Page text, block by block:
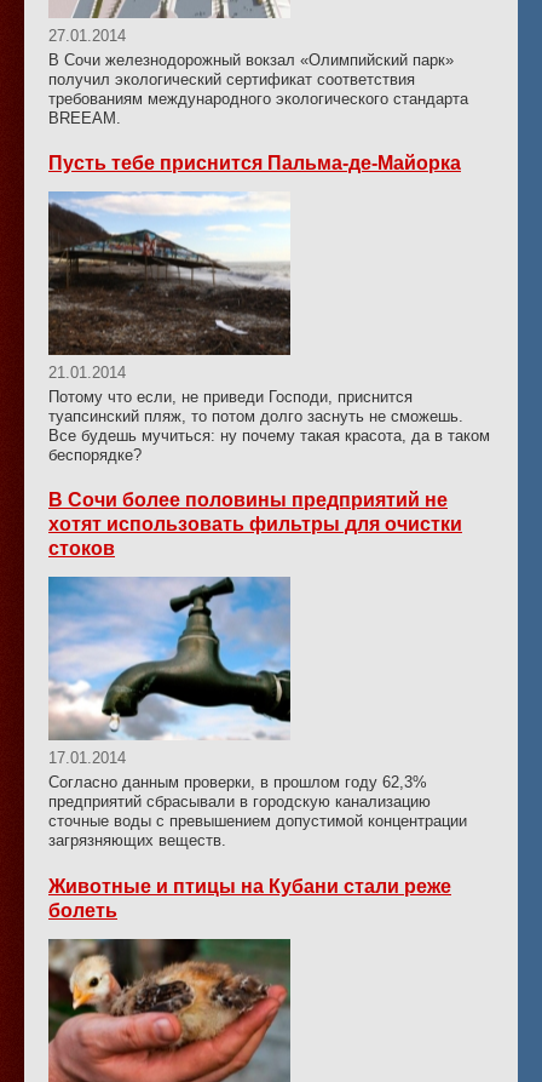
27.01.2014
В Сочи железнодорожный вокзал «Олимпийский парк»
получил экологический сертификат соответствия
требованиям международного экологического стандарта
BREEAM.
Пусть тебе приснится Пальма-де-Майорка
21.01.2014
Потому что если, не приведи Господи, приснится
туапсинский пляж, то потом долго заснуть не сможешь.
Все будешь мучиться: ну почему такая красота, да в таком
беспорядке?
В Сочи более половины предприятий не
хотят использовать фильтры для очистки
стоков
17.01.2014
Согласно данным проверки, в прошлом году 62,3%
предприятий сбрасывали в городскую канализацию
сточные воды с превышением допустимой концентрации
загрязняющих веществ.
Животные и птицы на Кубани стали реже
болеть